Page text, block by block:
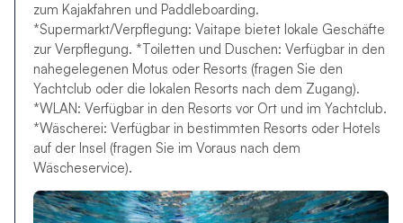
zum Kajakfahren und Paddleboarding.
*Supermarkt/Verpflegung: Vaitape bietet lokale Geschäfte
zur Verpflegung. *Toiletten und Duschen: Verfügbar in den
nahegelegenen Motus oder Resorts (fragen Sie den
Yachtclub oder die lokalen Resorts nach dem Zugang).
*WLAN: Verfügbar in den Resorts vor Ort und im Yachtclub.
*Wäscherei: Verfügbar in bestimmten Resorts oder Hotels
auf der Insel (fragen Sie im Voraus nach dem
Wäscheservice).